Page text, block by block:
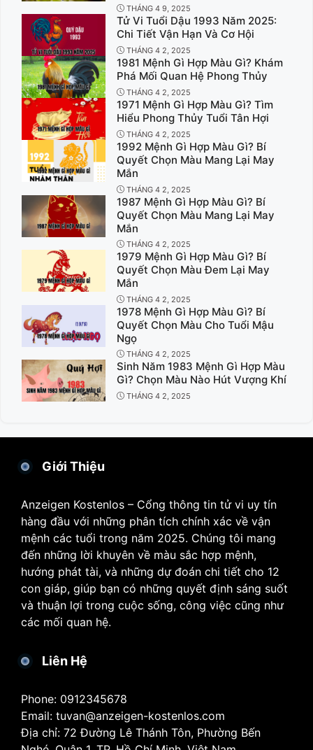
THÁNG 4 9, 2025
Tử Vi Tuổi Dậu 1993 Năm 2025:
Chi Tiết Vận Hạn Và Cơ Hội
THÁNG 4 2, 2025
1981 Mệnh Gì Hợp Màu Gì? Khám
Phá Mối Quan Hệ Phong Thủy
THÁNG 4 2, 2025
1971 Mệnh Gì Hợp Màu Gì? Tìm
Hiểu Phong Thủy Tuổi Tân Hợi
THÁNG 4 2, 2025
1992 Mệnh Gì Hợp Màu Gì? Bí
Quyết Chọn Màu Mang Lại May
Mắn
THÁNG 4 2, 2025
1987 Mệnh Gì Hợp Màu Gì? Bí
Quyết Chọn Màu Mang Lại May
Mắn
THÁNG 4 2, 2025
1979 Mệnh Gì Hợp Màu Gì? Bí
Quyết Chọn Màu Đem Lại May
Mắn
THÁNG 4 2, 2025
1978 Mệnh Gì Hợp Màu Gì? Bí
Quyết Chọn Màu Cho Tuổi Mậu
Ngọ
THÁNG 4 2, 2025
Sinh Năm 1983 Mệnh Gì Hợp Màu
Gì? Chọn Màu Nào Hút Vượng Khí
THÁNG 4 2, 2025
Giới Thiệu
Anzeigen Kostenlos – Cổng thông tin tử vi uy tín
hàng đầu với những phân tích chính xác về vận
mệnh các tuổi trong năm 2025. Chúng tôi mang
đến những lời khuyên về màu sắc hợp mệnh,
hướng phát tài, và những dự đoán chi tiết cho 12
con giáp, giúp bạn có những quyết định sáng suốt
và thuận lợi trong cuộc sống, công việc cũng như
các mối quan hệ.
Liên Hệ
Phone: 0912345678
Email: tuvan@anzeigen-kostenlos.com
Địa chỉ: 72 Đường Lê Thánh Tôn, Phường Bến